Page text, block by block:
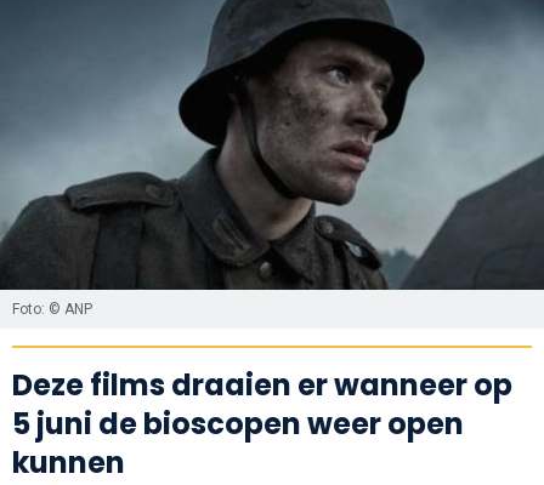
Foto: © ANP
Deze films draaien er wanneer op
5 juni de bioscopen weer open
kunnen